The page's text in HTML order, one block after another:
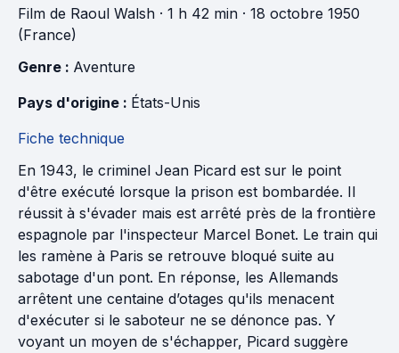
Film de Raoul Walsh · 1 h 42 min · 18 octobre 1950
(France)
Genre : Aventure
Pays d'origine : États-Unis
Fiche technique
En 1943, le criminel Jean Picard est sur le point
d'être exécuté lorsque la prison est bombardée. Il
réussit à s'évader mais est arrêté près de la frontière
espagnole par l'inspecteur Marcel Bonet. Le train qui
les ramène à Paris se retrouve bloqué suite au
sabotage d'un pont. En réponse, les Allemands
arrêtent une centaine d’otages qu'ils menacent
d'exécuter si le saboteur ne se dénonce pas. Y
voyant un moyen de s'échapper, Picard suggère